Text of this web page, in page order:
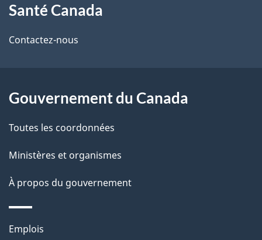
i
l
d
e
p
a
propos
de
site
Santé Canada
Contactez-nous
Gouvernement du Canada
Toutes les coordonnées
Ministères et organismes
À propos du gouvernement
Thèmes
Emplois